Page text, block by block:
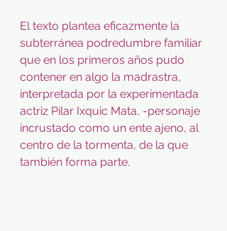
El texto plantea eficazmente la
subterránea podredumbre familiar
que en los primeros años pudo
contener en algo la madrastra,
interpretada por la experimentada
actriz Pilar Ixquic Mata, -personaje
incrustado como un ente ajeno, al
centro de la tormenta, de la que
también forma parte.